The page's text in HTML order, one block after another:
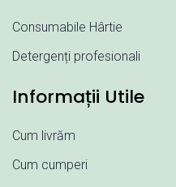
Consumabile Hârtie
Detergenți profesionali
Informații Utile
Cum livrăm
Cum cumperi